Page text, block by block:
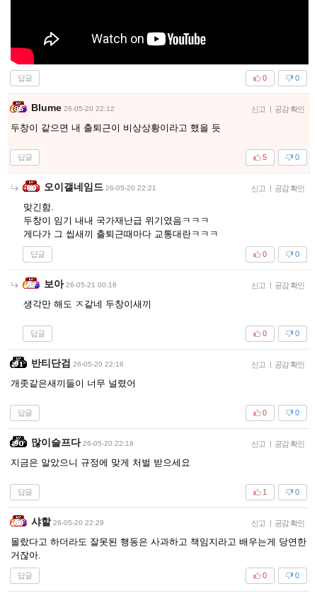
답글 0
0
Blume 26-05-20 22:12 신고 | 공감 확인
두창이 같으면 내 출퇴근이 비상상황이라고 했을 듯
답글 0
5
오이갤네임드 26-05-20 22:21 신고 | 공감 확인
맞긴함.
두창이 임기 내내 국가재난급 위기였음ㅋㅋㅋ
게다가 그 씹새끼 출퇴근때마다 교통대란ㅋㅋㅋ
답글 0
0
보아 26-05-21 00:16 신고 | 공감 확인
생각만 해도 ㅈ같네 두창이새끼
답글 0
0
반티단검 26-05-20 22:16 신고 | 공감 확인
개좃같은새끼들이 너무 널렸어
답글 0
0
많이슬프다 26-05-20 22:18 신고 | 공감 확인
지금은 알았으니 규정에 맞게 처벌 받으세요
답글 0
1
샤할 26-05-20 22:29 신고 | 공감 확인
몰랐다고 하더라도 잘못된 행동은 사과하고 책임지라고 배우는게 당연한
거잖아.
답글 0
0